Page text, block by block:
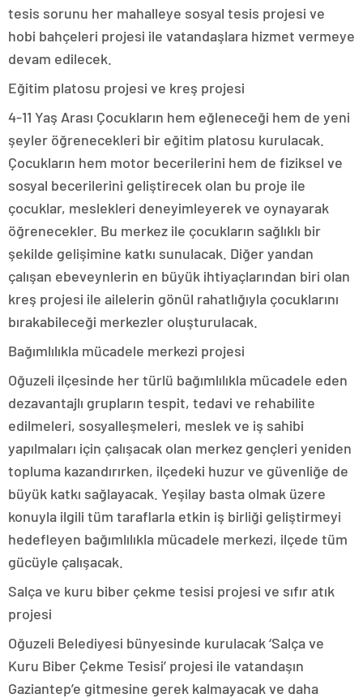
tesis sorunu her mahalleye sosyal tesis projesi ve
hobi bahçeleri projesi ile vatandaşlara hizmet vermeye
devam edilecek.
Eğitim platosu projesi ve kreş projesi
4-11 Yaş Arası Çocukların hem eğleneceği hem de yeni
şeyler öğrenecekleri bir eğitim platosu kurulacak.
Çocukların hem motor becerilerini hem de fiziksel ve
sosyal becerilerini geliştirecek olan bu proje ile
çocuklar, meslekleri deneyimleyerek ve oynayarak
öğrenecekler. Bu merkez ile çocukların sağlıklı bir
şekilde gelişimine katkı sunulacak. Diğer yandan
çalışan ebeveynlerin en büyük ihtiyaçlarından biri olan
kreş projesi ile ailelerin gönül rahatlığıyla çocuklarını
bırakabileceği merkezler oluşturulacak.
Bağımlılıkla mücadele merkezi projesi
Oğuzeli ilçesinde her türlü bağımlılıkla mücadele eden
dezavantajlı grupların tespit, tedavi ve rehabilite
edilmeleri, sosyalleşmeleri, meslek ve iş sahibi
yapılmaları için çalışacak olan merkez gençleri yeniden
topluma kazandırırken, ilçedeki huzur ve güvenliğe de
büyük katkı sağlayacak. Yeşilay basta olmak üzere
konuyla ilgili tüm taraflarla etkin iş birliği geliştirmeyi
hedefleyen bağımlılıkla mücadele merkezi, ilçede tüm
gücüyle çalışacak.
Salça ve kuru biber çekme tesisi projesi ve sıfır atık
projesi
Oğuzeli Belediyesi bünyesinde kurulacak ‘Salça ve
Kuru Biber Çekme Tesisi’ projesi ile vatandaşın
Gaziantep’e gitmesine gerek kalmayacak ve daha